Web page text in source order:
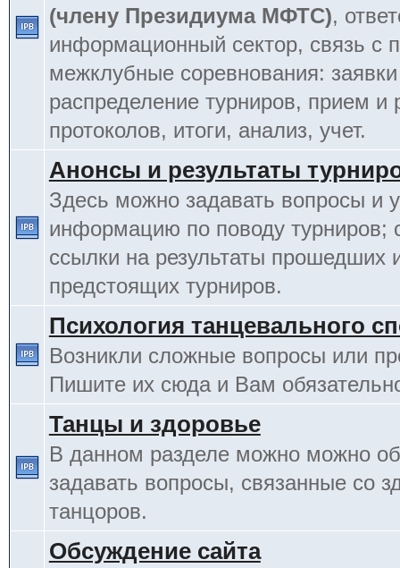
(члену Президиума МФТС),
информационный сектор, связь с
межклубные соревнования:
распределение турниров, прием и
протоколов, итоги, анализ, учет.
Анонсы и результаты
Здесь можно задавать вопросы и
информацию по поводу турниров;
ссылки на результаты прошедших
предстоящих турниров.
Психология танцевального
Возникли сложные вопросы или
Пишите их сюда и Вам
Танцы и здоровье
В данном разделе можно можно
задавать вопросы, связанные со
танцоров.
Обсуждение сайта